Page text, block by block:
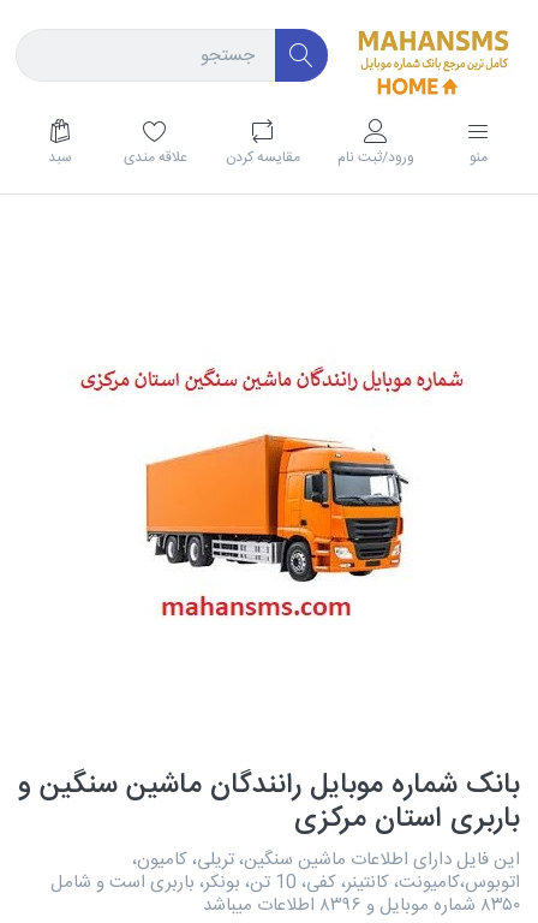
منو ورود/ثبت نام مقايسه كردن علاقه مندی سبد
بانک شماره موبایل رانندگان ماشین سنگین و
باربری استان مرکزی
این فایل دارای اطلاعات ماشین سنگین، تریلی، کامیون،
اتوبوس،کامیونت، کانتینر، کفی، 10 تن، بونکر، باربری است و شامل
۸۳۵۰ شماره موبایل و ۸۳۹۶ اطلاعات میباشد